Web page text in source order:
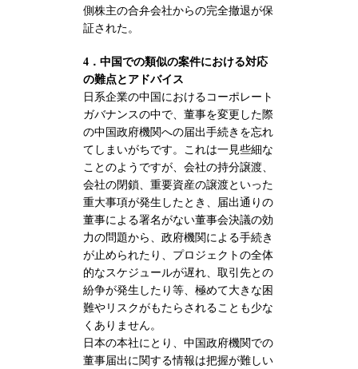
側株主の合弁会社からの完全撤退が保
証された。
4．中国での類似の案件における対応
の難点とアドバイス
日系企業の中国におけるコーポレート
ガバナンスの中で、董事を変更した際
の中国政府機関への届出手続きを忘れ
てしまいがちです。これは一見些細な
ことのようですが、会社の持分譲渡、
会社の閉鎖、重要資産の譲渡といった
重大事項が発生したとき、届出通りの
董事による署名がない董事会決議の効
力の問題から、政府機関による手続き
が止められたり、プロジェクトの全体
的なスケジュールが遅れ、取引先との
紛争が発生したり等、極めて大きな困
難やリスクがもたらされることも少な
くありません。
日本の本社にとり、中国政府機関での
董事届出に関する情報は把握が難しい